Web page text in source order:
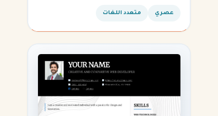
القادمة.
عصري متعدد اللغات